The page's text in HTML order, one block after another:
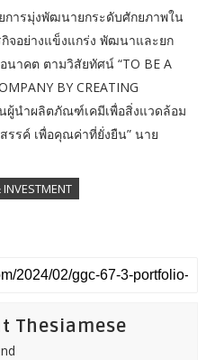
การมุ่งพัฒนายกระดับศักยภาพใน
จอย่างแข็งแกร่ง พัฒนาและยก
นาคต ตามวิสัยทัศน์ “TO BE A
BY CREATING
นผู้นำผลิตภัณฑ์เคมีเพื่อสิ่งแวดล้อม
รรค์ เพื่อคุณค่าที่ยั่งยืน” นาย
Thesiamese